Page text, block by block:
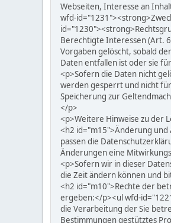
Webseiten, Interesse an
wfd-
Berechtigte Interessen (Art.
Vorgaben gelöscht, sobald
Daten entfallen ist oder sie
<p>Sofern die Daten nicht
werden gesperrt und nicht
Speicherung zur
</p>
<p>Weitere Hinweise zu der
<h2 id="m15">Änderung
passen die
Änderungen eine
<p>Sofern wir in dieser
die Zeit ändern können und
<h2 id="m10">Rechte der
ergeben:</p><ul wfd-
die Verarbeitung der Sie
Bestimmungen gestütztes